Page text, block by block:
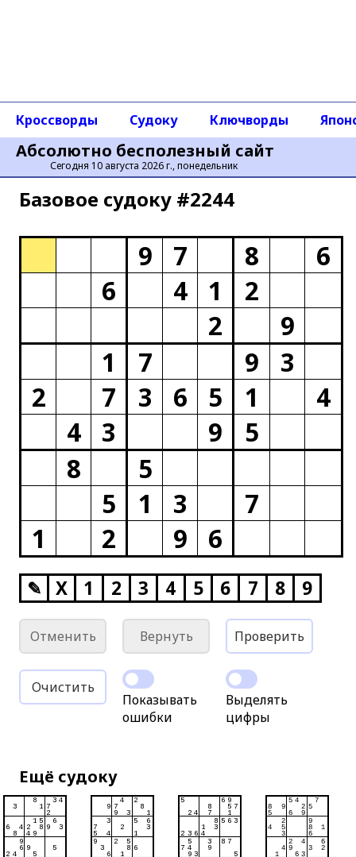
Абсолютно бесполезный сайт
Сегодня 10 августа 2026 г., понедельник
Кроссворды Судоку Ключворды
Базовое cудоку #2244
9 7 8
6
6
4 1
2
2
9
1
7 9
3
2
7 3 6 5 1
4
4
3 9
5
8
5
5
1 3
7
1
2 9 6
✎ X 1 2 3 4 5 6 7 8 9
Отменить Вернуть Проверить
Очистить
Показывать
ошибки
Выделять
цифры
Ещё судоку